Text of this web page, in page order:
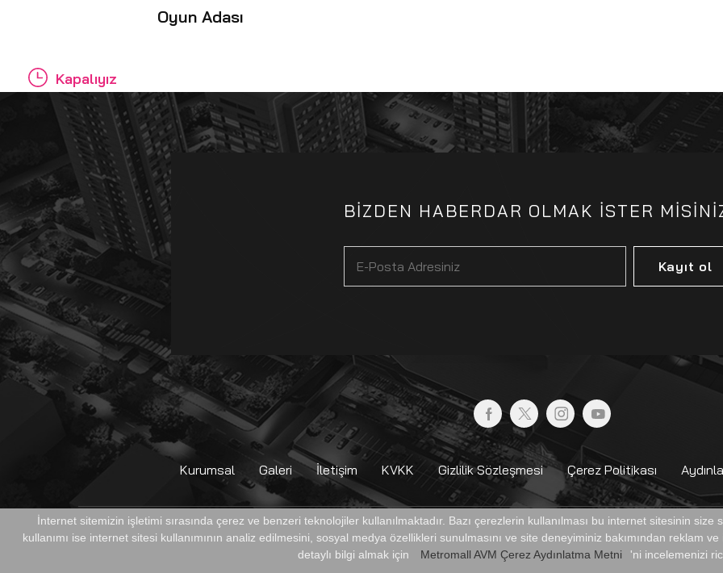
Oyun Adası
Kapalıyız
BİZDEN HABERDAR OLMAK İSTER
Kayıt ol
Kurumsal Galeri İletişim KVKK Gizlilik Sözleşmesi Çerez Politikası
TÜM HAKLARI SAKLIDIR. © METROMALL ALIŞVERİŞ MERKEZİ
İnternet sitemizin işletimi sırasında çerez ve benzeri teknolojiler kullanılmaktadır. Bazı çerezlerin kullanılması bu internet sitesinin
kullanımı ise internet sitesi kullanımının analiz edilmesini, sosyal medya özellikleri sunulmasını ve site deneyiminiz bakımından reklam
detaylı bilgi almak için
Metromall AVM Çerez Aydınlatma Metni 'ni incelemenizi